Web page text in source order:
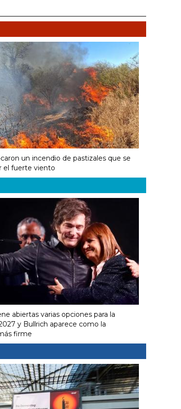
un incendio de pastizales que se
el fuerte viento
abiertas varias opciones para la
y Bullrich aparece como la
firme